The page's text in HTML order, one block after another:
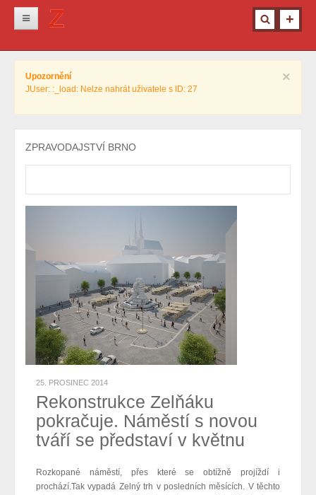
Krimi
Info z města
×
Upozornění
JUser: :_load: Nelze nahrát uživatele s ID: 27
ZPRAVODAJSTVÍ BRNO
25. PROSINEC 2014
Rekonstrukce Zelňáku
pokračuje. Náměstí s novou
tváří se představí v květnu
Rozkopané náměstí, přes které se obtížně projíždí i
prochází.Tak vypadá Zelný trh v posledních měsících. V těchto